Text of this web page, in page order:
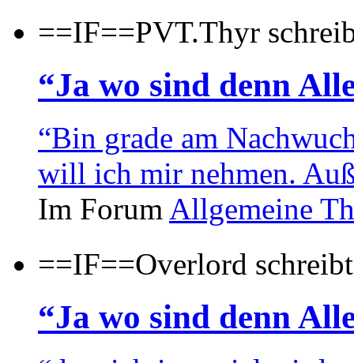
==IF==PVT.Thyr
“Ja wo sind denn
“Bin grade am
will ich mir nehmen.
Im Forum Allgemeine
==IF==Overlord
“Ja wo sind denn